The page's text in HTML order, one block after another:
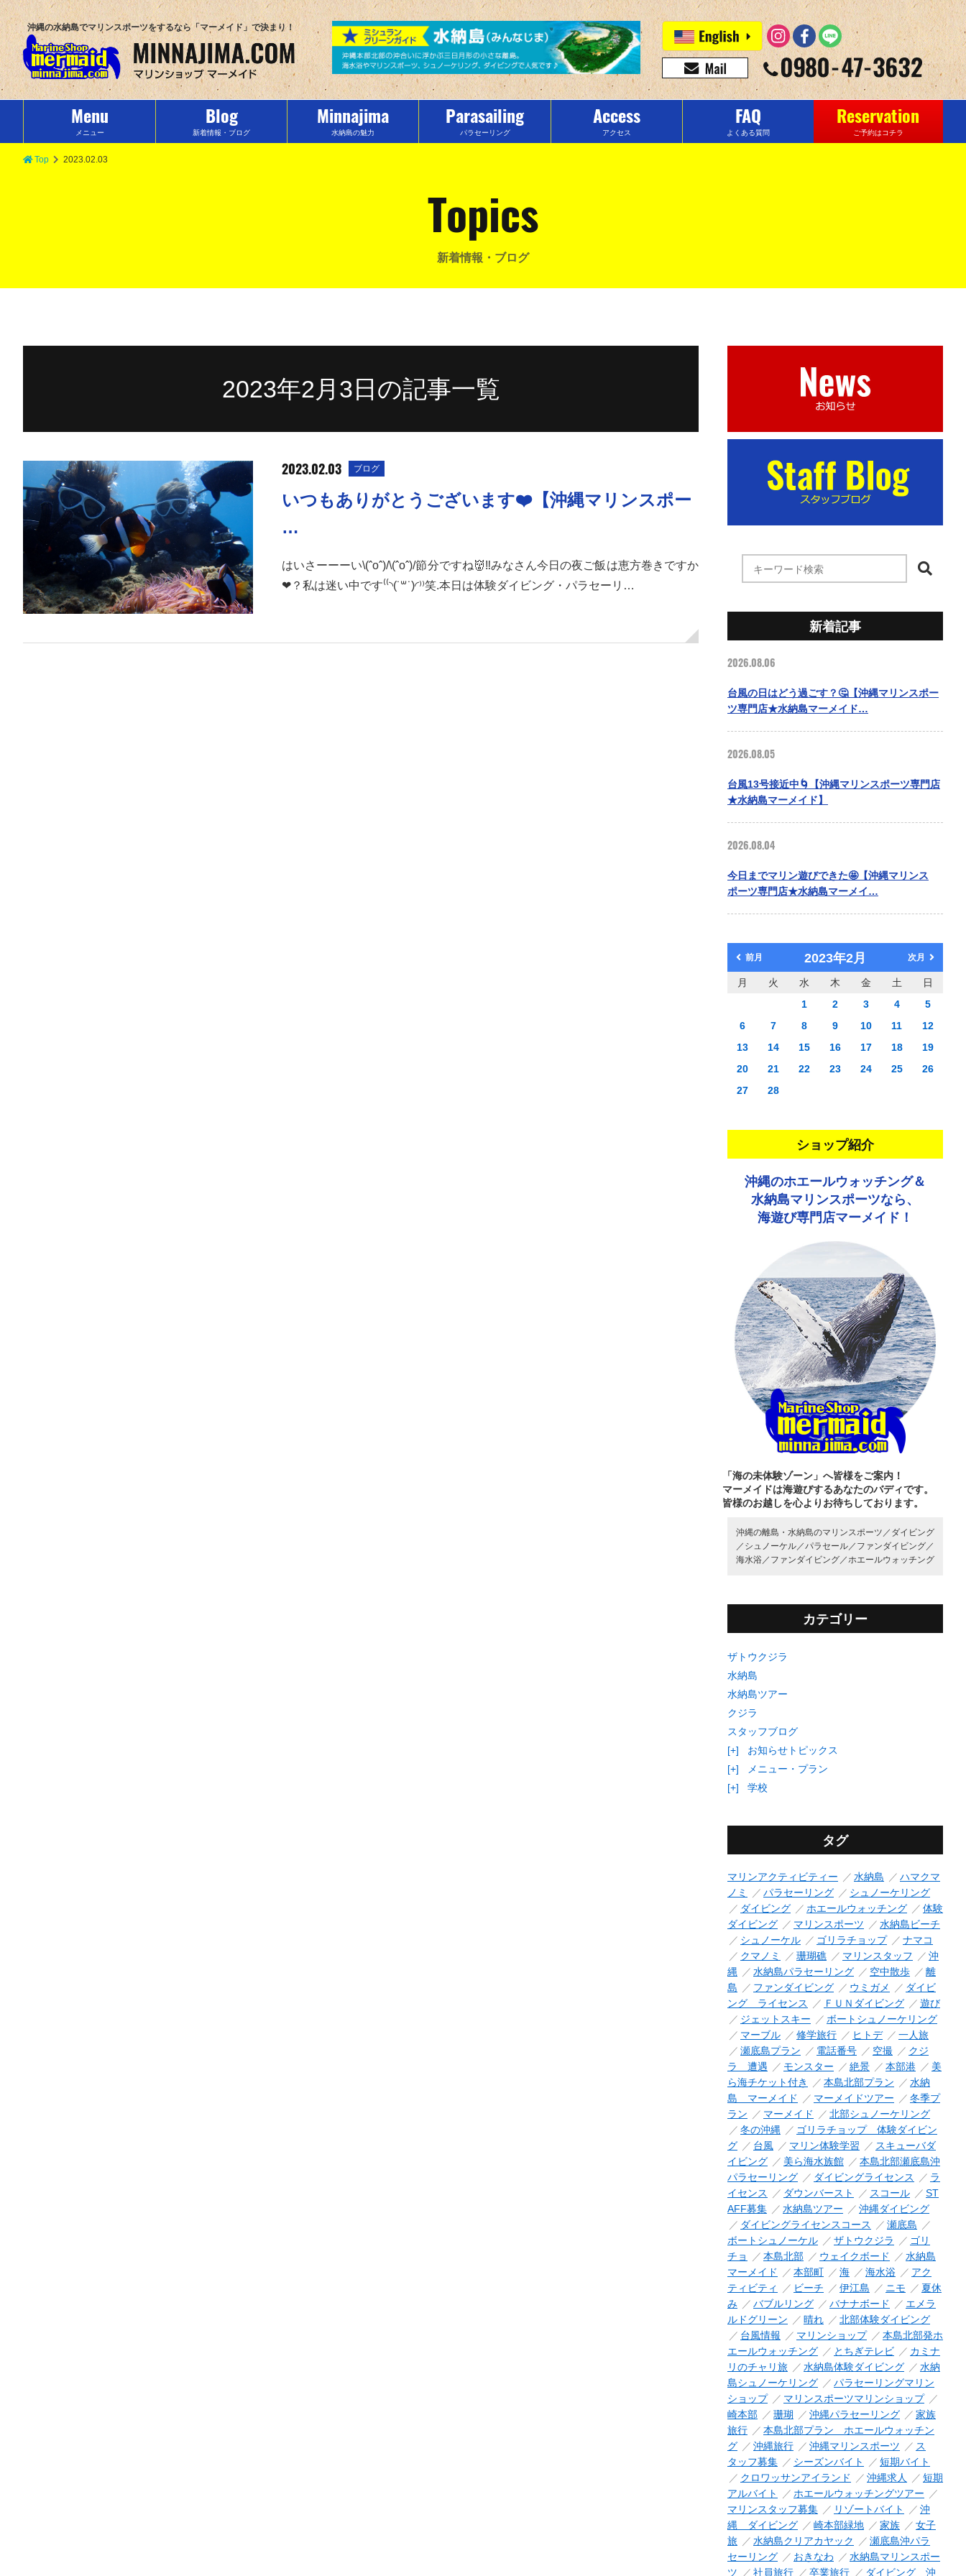
沖縄の水納島でマリンスポーツをするなら「マーメイド」で決まり！
Menu
メニュー
Blog
新着情報・ブログ
Minnajima
水納島の魅力
Parasailing
パラセーリング
Access
アクセス
FAQ
よくある質問
Reservation
ご予約はコチラ
Top 2023.02.03
Topics
新着情報・ブログ
2023年2月3日の記事一覧
2023.02.03 ブログ
いつもありがとうございます❤️【沖縄マリンスポー
…
はいさーーーい\(ˆoˆ)/\(ˆoˆ)/節分ですね👹‼︎みなさん今日の夜ご飯は恵方巻きですか
❤︎？私は迷い中です⁽⁽◝(˙꒳˙)◜⁾⁾笑.本日は体験ダイビング・パラセーリ…
新着記事
2026.08.06
台風の日はどう過ごす？🤔【沖縄マリンスポー
ツ専門店★水納島マーメイド…
2026.08.05
台風13号接近中🌀【沖縄マリンスポーツ専門店
★水納島マーメイド】
2026.08.04
今日までマリン遊びできた🤩【沖縄マリンス
ポーツ専門店★水納島マーメイ…
前月 2023年2月 次月
月 火 水 木 金 土
日
1
2 3 4
5
6
7 8 9 10 11
12
13
14 15 16 17 18
19
20
21 22 23 24 25
26
27
28
ショップ紹介
沖縄のホエールウォッチング＆
水納島マリンスポーツなら、
海遊び専門店マーメイド！
「海の未体験ゾーン」へ皆様をご案内！
マーメイドは海遊びするあなたのバディです。
皆様のお越しを心よりお待ちしております。
沖縄の離島・水納島のマリンスポーツ／ ダイビング
／ シュノーケル／ パラセール／ ファンダイビング／
海水浴／ ファンダイビング／ ホエールウォッチング
カテゴリー
ザトウクジラ
水納島
水納島ツアー
クジラ
スタッフブログ
[+]
お知らせトピックス
[+]
メニュー・プラン
[+]
学校
タグ
マリンアクティビティー 水納島
ハマクマ
ノミ
パラセーリング
シュノーケリング
ダイビング
ホエールウォッチング
体験
ダイビング
マリンスポーツ
水納島ビーチ
シュノーケル
ゴリラチョップ
ナマコ
クマノミ
珊瑚礁 マリンスタッフ
沖
縄
水納島パラセーリング 空中散歩
離
島
ファンダイビング ウミガメ
ダイビ
ング ライセンス
ＦＵＮダイビング
遊び
ジェットスキー
ボートシュノーケリング
マーブル
修学旅行 ヒトデ
一人旅
瀬底島プラン
電話番号 空撮
クジ
ラ 遭遇
モンスター 絶景 本部港
美
ら海チケット付き
本島北部プラン
水納
島 マーメイド
マーメイドツアー
冬季プ
ラン
マーメイド
北部シュノーケリング
冬の沖縄
ゴリラチョップ 体験ダイビン
グ
台風 マリン体験学習
スキューバダ
イビング
美ら海水族館
本島北部瀬底島沖
パラセーリング
ダイビングライセンス
ラ
イセンス
ダウンバースト スコール
ST
AFF募集
水納島ツアー
沖縄ダイビング
ダイビングライセンスコース
瀬底島
ボートシュノーケル
ザトウクジラ
ゴリ
チョ
本島北部 ウェイクボード
水納島
マーメイド
本部町 海 海水浴
アク
ティビティ
ビーチ 伊江島 ニモ
夏休
み
バブルリング バナナボード
エメラ
ルドグリーン
晴れ
北部体験ダイビング
台風情報
マリンショップ
本島北部発ホ
エールウォッチング
とちぎテレビ
カミナ
リのチャリ旅
水納島体験ダイビング
水納
島シュノーケリング
パラセーリングマリン
ショップ
マリンスポーツマリンショップ
崎本部
珊瑚 沖縄パラセーリング
家族
旅行
本島北部プラン ホエールウォッチン
グ
沖縄旅行 沖縄マリンスポーツ
ス
タッフ募集
シーズンバイト
短期バイト
クロワッサンアイランド
沖縄求人
短期
アルバイト
ホエールウォッチングツアー
マリンスタッフ募集
リゾートバイト
沖
縄 ダイビング
崎本部緑地 家族
女子
旅
水納島クリアカヤック
瀬底島沖パラ
セーリング
おきなわ
水納島マリンスポー
ツ
社員旅行 卒業旅行 ダイビング 沖